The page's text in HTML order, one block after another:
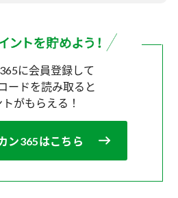
に会員登録して
ードを読み取ると
がもらえる！
ン365はこちら